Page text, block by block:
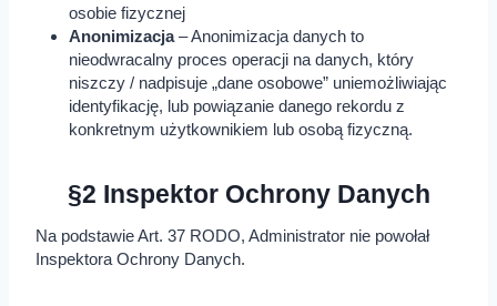
osobie fizycznej
Anonimizacja– Anonimizacja danych to
nieodwracalny proces operacji na danych, który
niszczy / nadpisuje „dane osobowe” uniemożliwiając
identyfikację, lub powiązanie danego rekordu z
konkretnym użytkownikiem lub osobą fizyczną.
§2 Inspektor Ochrony Danych
Na podstawie Art. 37 RODO, Administrator nie powołał
Inspektora Ochrony Danych.